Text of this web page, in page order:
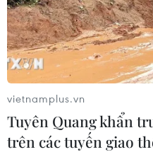
vietnamplus.vn
Tuyên Quang khẩn
trên các tuyến giao